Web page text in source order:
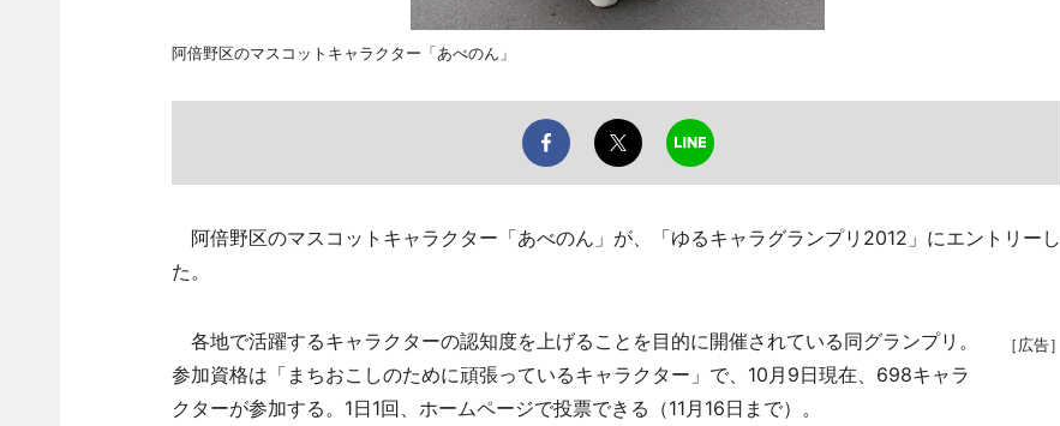
阿倍野区のマスコットキャラクター「あべのん」
阿倍野区のマスコットキャラクター「あべのん」が、「ゆるキャラグランプリ2012」にエントリーし
た。
［広告］
各地で活躍するキャラクターの認知度を上げることを目的に開催されている同グランプリ。
参加資格は「まちおこしのために頑張っているキャラクター」で、10月9日現在、698キャラ
クターが参加する。1日1回、ホームページで投票できる（11月16日まで）。